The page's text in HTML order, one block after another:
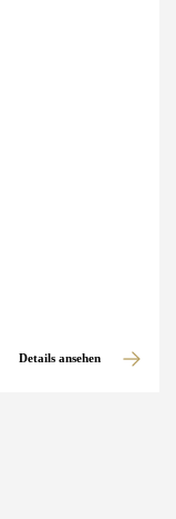
Details ansehen